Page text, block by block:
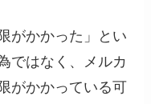
がかかった」とい
ではなく、メルカ
がかかっている可